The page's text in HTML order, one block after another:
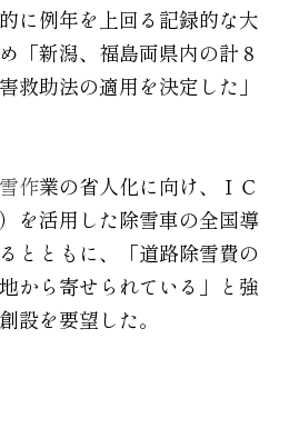
に例年を上回る記録的な大
「新潟、福島両県内の計８
救助法の適用を決定した」
雪作業の省人化に向け、ＩＣ
を活用した除雪車の全国導
とともに、「道路除雪費の
から寄せられている」と強
設を要望した。